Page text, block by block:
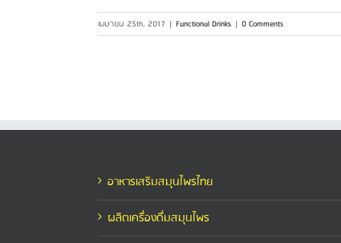
เมษายน 25th, 2017 | Functional Drinks | 0 Comments
อาหารเสริมสมุนไพรไทย
ผลิตเครื่องดื่มสมุนไพร